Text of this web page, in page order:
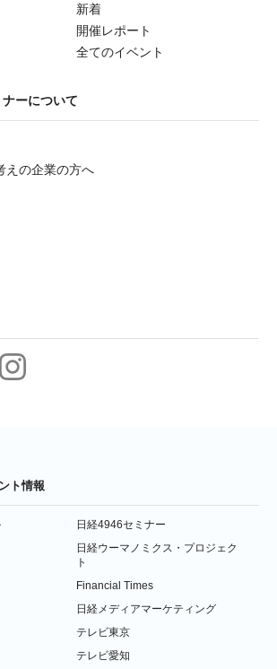
新着
開催レポート
全てのイベント
ーについて
えの企業の方へ
ト情報
日経4946セミナー
日経ウーマノミクス・プロジェク
ト
Financial Times
日経メディアマーケティング
テレビ東京
テレビ愛知